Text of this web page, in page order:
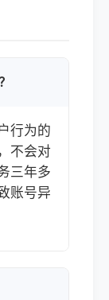
行为的
不会对
三年多
账号异